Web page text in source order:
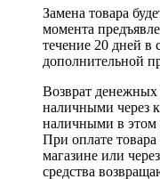
Замена товара
момента
течение 20 дней в
дополнительной
Возврат денежных
наличными через
наличными в этом
При оплате товара
магазине или
средства